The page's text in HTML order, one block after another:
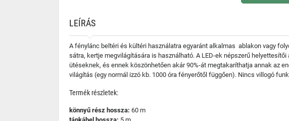
LEÍRÁS
A fénylánc beltéri és kültéri használatra egyaránt alkalmas ablakon vagy
sátra, kertje megvilágítására is használható. A LED-ek népszerű
ütéseknek, és ennek köszönhetően akár 90%-át megtakaríthatja annak az
világítás (egy normál izzó kb. 1000 óra fényerőtől függően). Nincs villogó
Termék részletek:
könnyű rész hossza: 60 m